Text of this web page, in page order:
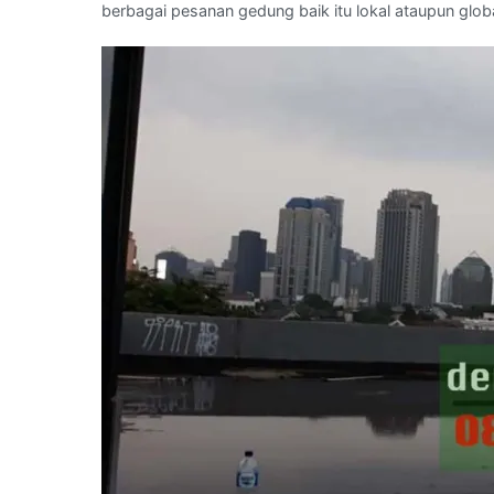
berbagai pesanan gedung baik itu lokal ataupun